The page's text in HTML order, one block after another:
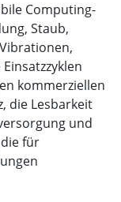
Computing-
Staub,
kommerziellen
die Lesbarkeit
und
für